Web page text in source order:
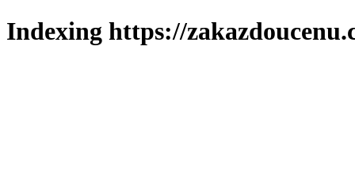
Indexing https://